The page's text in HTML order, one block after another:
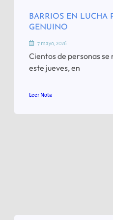
BARRIOS EN LUCHA
GENUINO
7 mayo, 2026
Cientos de personas
este jueves, en
Leer Nota